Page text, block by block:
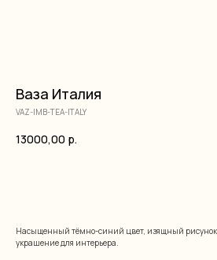
Ваза Италия
VAZ-IMB-TEA-ITALY
13000,00 р.
Насыщенный тёмно-синий цвет, изящный рисунок
украшение для интерьера.